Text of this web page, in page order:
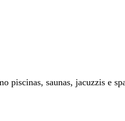
piscinas, saunas, jacuzzis e